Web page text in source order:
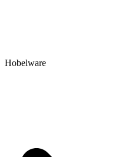
Hobelware